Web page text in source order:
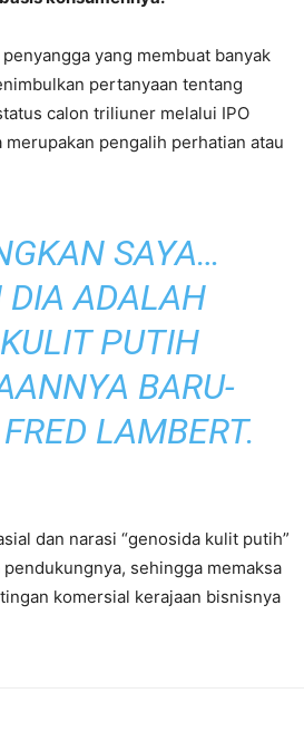
yang membuat banyak
pertanyaan tentang
calon triliuner melalui IPO
pengalih perhatian atau
SAYA…
DIA ADALAH
PUTIH
BARU-
LAMBERT.
dan narasi “genosida kulit putih”
sehingga memaksa
komersial kerajaan bisnisnya